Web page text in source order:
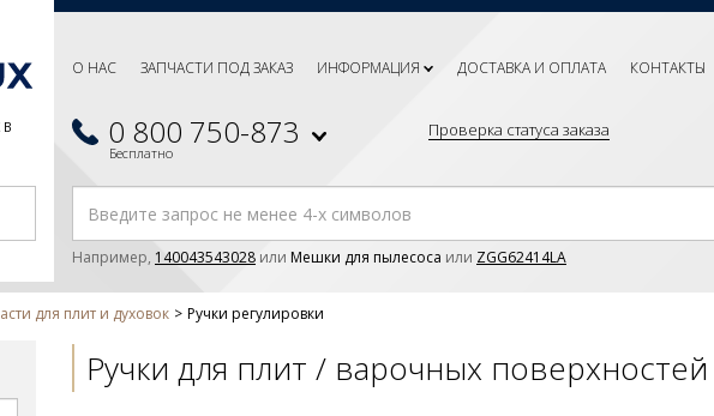
В
О НАС ЗАПЧАСТИ ПОД ЗАКАЗ ИНФОРМАЦИЯ ДОСТАВКА И ОПЛАТА КОНТАКТЫ
0 800 750-873
Бесплатно
Проверка статуса заказа
Например, 140043543028 или Мешки для пылесоса или ZGG62414LA
для плит и духовок Ручки регулировки
Ручки для плит / варочных поверхностей